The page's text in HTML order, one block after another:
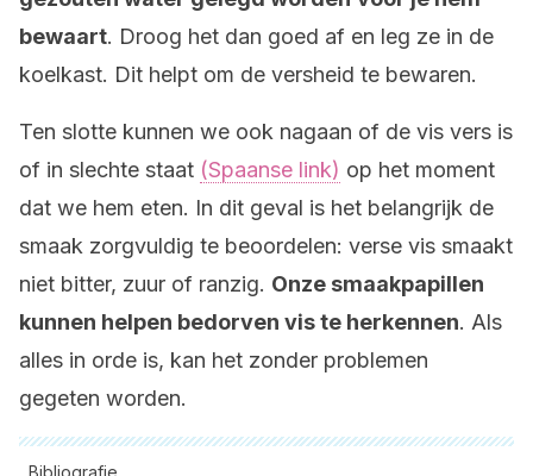
bewaart. Droog het dan goed af en leg ze in de
koelkast. Dit helpt om de versheid te bewaren.
Ten slotte kunnen we ook nagaan of de vis vers is
of in slechte staat (Spaanse link) op het moment
dat we hem eten. In dit geval is het belangrijk de
smaak zorgvuldig te beoordelen: verse vis smaakt
niet bitter, zuur of ranzig. Onze smaakpapillen
kunnen helpen bedorven vis te herkennen. Als
alles in orde is, kan het zonder problemen
gegeten worden.
Bibliografie